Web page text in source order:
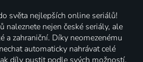
světa nejlepších online seriálů!
naleznete nejen české seriály, ale
a zahraniční. Díky neomezenému
automaticky nahrávat celé